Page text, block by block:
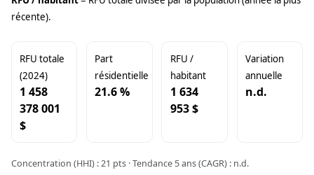
récente).
RFU totale
(2024)
1 458
378 001
$
Part
résidentielle
21.6 %
RFU /
habitant
1 634
953 $
Variation
annuelle
n.d.
Concentration (HHI) : 21 pts · Tendance 5 ans (CAGR) : n.d.